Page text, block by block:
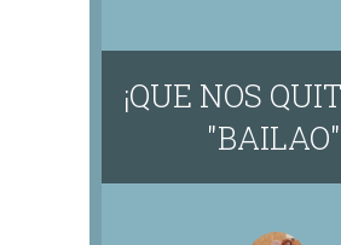
¡QUE NOS